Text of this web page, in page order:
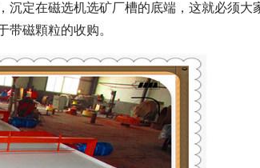
RCT系列全磁永磁滚筒
定在磁选机选矿厂槽的底端，这就必须大
磁顆粒的收购。